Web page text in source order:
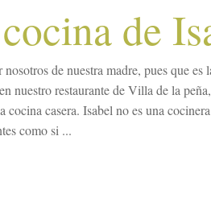
de
de nuestra madre, pues que es
nuestro restaurante de Villa de la
cocina casera. Isabel no es una
como si ...